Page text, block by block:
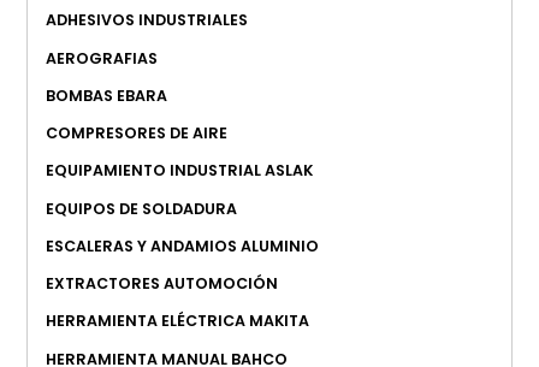
ADHESIVOS INDUSTRIALES
AEROGRAFIAS
BOMBAS EBARA
COMPRESORES DE AIRE
EQUIPAMIENTO INDUSTRIAL ASLAK
EQUIPOS DE SOLDADURA
ESCALERAS Y ANDAMIOS ALUMINIO
EXTRACTORES AUTOMOCIÓN
HERRAMIENTA ELÉCTRICA MAKITA
HERRAMIENTA MANUAL BAHCO